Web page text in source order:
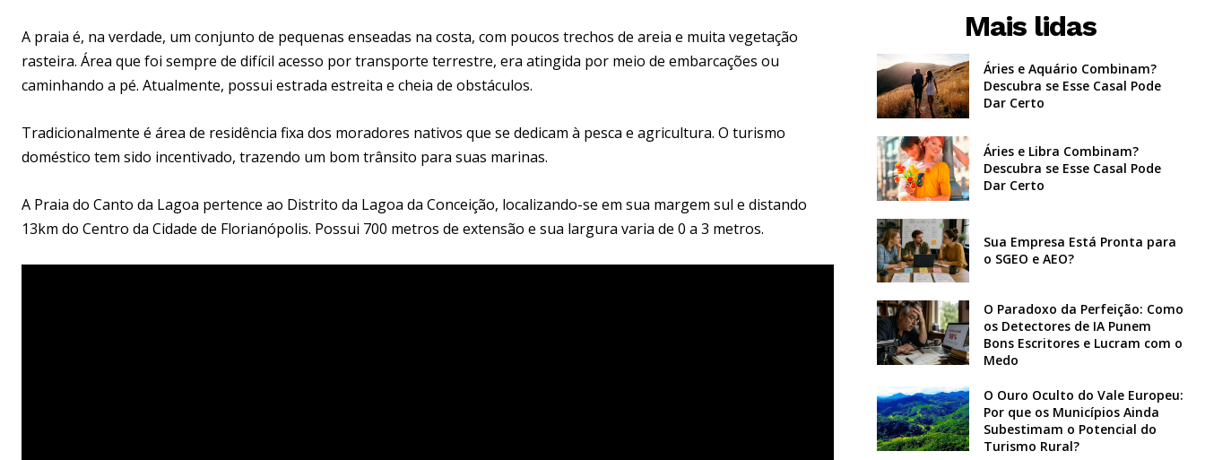
A praia é, na verdade, um conjunto de pequenas enseadas na costa, com poucos trechos de areia e muita vegetação
rasteira. Área que foi sempre de difícil acesso por transporte terrestre, era atingida por meio de embarcações ou
caminhando a pé. Atualmente, possui estrada estreita e cheia de obstáculos.
Tradicionalmente é área de residência fixa dos moradores nativos que se dedicam à pesca e agricultura. O turismo
doméstico tem sido incentivado, trazendo um bom trânsito para suas marinas.
A Praia do Canto da Lagoa pertence ao Distrito da Lagoa da Conceição, localizando-se em sua margem sul e distando
13km do Centro da Cidade de Florianópolis. Possui 700 metros de extensão e sua largura varia de 0 a 3 metros.
Mais lidas
Áries e Aquário Combinam?
Descubra se Esse Casal Pode
Dar Certo
Áries e Libra Combinam?
Descubra se Esse Casal Pode
Dar Certo
Sua Empresa Está Pronta para
o SGEO e AEO?
O Paradoxo da Perfeição: Como
os Detectores de IA Punem
Bons Escritores e Lucram com o
Medo
O Ouro Oculto do Vale Europeu:
Por que os Municípios Ainda
Subestimam o Potencial do
Turismo Rural?